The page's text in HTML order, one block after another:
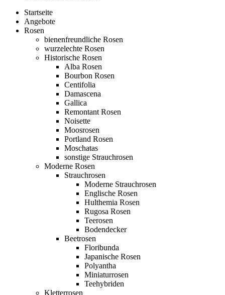
Startseite
Angebote
Rosen
bienenfreundliche Rosen
wurzelechte Rosen
Historische Rosen
Alba Rosen
Bourbon Rosen
Centifolia
Damascena
Gallica
Remontant Rosen
Noisette
Moosrosen
Portland Rosen
Moschatas
sonstige Strauchrosen
Moderne Rosen
Strauchrosen
Moderne Strauchrosen
Englische Rosen
Hulthemia Rosen
Rugosa Rosen
Teerosen
Bodendecker
Beetrosen
Floribunda
Japanische Rosen
Polyantha
Miniaturrosen
Teehybriden
Kletterrosen